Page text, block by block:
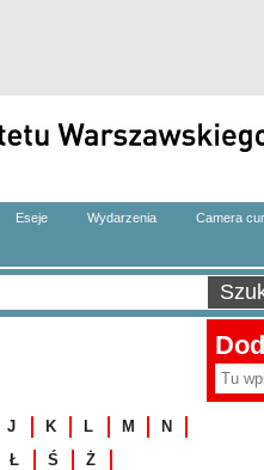
Eseje Wydarzenia Camera
J K L M
N
Ł Ś Ż